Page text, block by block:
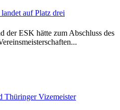
auf Platz drei
der ESK hätte zum Abschluss des
Thüringer Vizemeister